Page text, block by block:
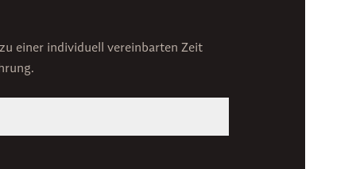
einer individuell vereinbarten Zeit